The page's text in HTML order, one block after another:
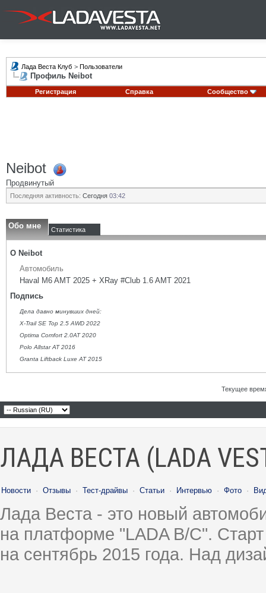
Лада Веста Клуб > Пользователи
Профиль Neibot
Регистрация Справка Сообщество
Neibot
Продвинутый
Последняя активность: Сегодня 03:42
Обо мне Статистика
О Neibot
Автомобиль
Haval M6 AMT 2025 + XRay #Club 1.6 AMT 2021
Подпись
Дела давно минувших дней:
X-Trail SE Top 2.5 AWD 2022
Optima Comfort 2.0AT 2020
Polo Allstar AT 2016
Granta Liftback Luxe AT 2015
Текущее
ЛАДА ВЕСТА (LADA
Новости · Отзывы · Тест-драйвы · Статьи · Интервью · Фото ·
Лада Веста - это новый
на платформе "LADA B/C".
на сентябрь 2015 года. Над